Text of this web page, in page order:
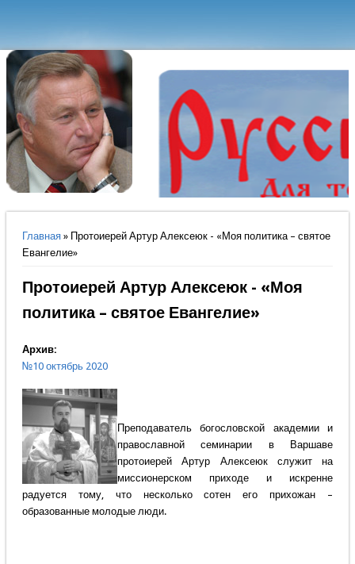
Вы здесь
Главная» Протоиерей Артур Алексеюк - «Моя политика – святое
Евангелие»
Протоиерей Артур Алексеюк - «Моя
политика – святое Евангелие»
Архив:
№10 октябрь 2020
Преподаватель богословской академии и
православной семинарии в Варшаве
протоиерей Артур Алексеюк служит на
миссионерском приходе и искренне
радуется тому, что несколько сотен его прихожан –
образованные молодые люди.